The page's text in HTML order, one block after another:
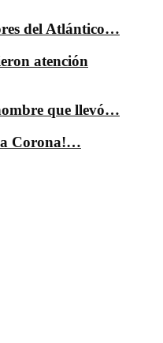
del Atlántico…
atención
que llevó…
Corona!…